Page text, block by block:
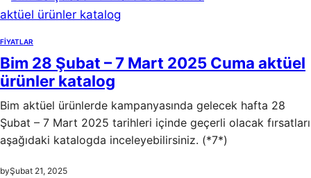
FIYATLAR
Bim 28 Şubat – 7 Mart 2025 Cuma aktüel
ürünler katalog
Bim aktüel ürünlerde kampanyasında gelecek hafta 28
Şubat – 7 Mart 2025 tarihleri içinde geçerli olacak fırsatları
aşağıdaki katalogda inceleyebilirsiniz. (*7*)
byŞubat 21, 2025